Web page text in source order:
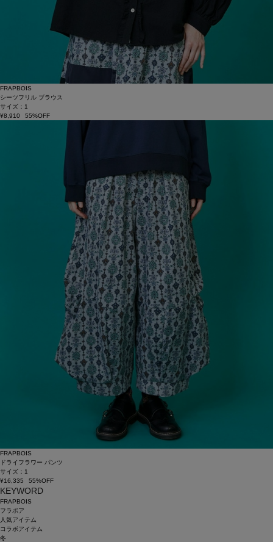
FRAPBOIS
シーツフリル ブラウス
サイズ：1
¥8,910
55%OFF
FRAPBOIS
ドライフラワー パンツ
サイズ：1
¥16,335
55%OFF
KEYWORD
FRAPBOIS
フラボア
人気アイテム
コラボアイテム
冬